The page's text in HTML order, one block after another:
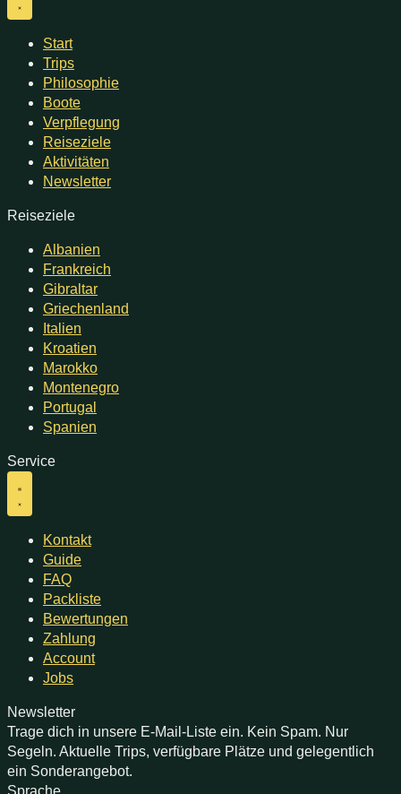
Start
Trips
Philosophie
Boote
Verpflegung
Reiseziele
Aktivitäten
Newsletter
Reiseziele
Albanien
Frankreich
Gibraltar
Griechenland
Italien
Kroatien
Marokko
Montenegro
Portugal
Spanien
Service
Kontakt
Guide
FAQ
Packliste
Bewertungen
Zahlung
Account
Jobs
Newsletter
Trage dich in unsere E-Mail-Liste ein. Kein Spam. Nur
Segeln. Aktuelle Trips, verfügbare Plätze und gelegentlich
ein Sonderangebot.
Sprache